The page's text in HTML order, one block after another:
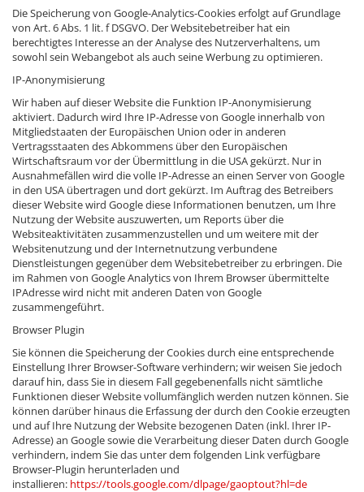
Die Speicherung von Google-Analytics-Cookies erfolgt auf Grundlage
von Art. 6 Abs. 1 lit. f DSGVO. Der Websitebetreiber hat ein
berechtigtes Interesse an der Analyse des Nutzerverhaltens, um
sowohl sein Webangebot als auch seine Werbung zu optimieren.
IP-Anonymisierung
Wir haben auf dieser Website die Funktion IP-Anonymisierung
aktiviert. Dadurch wird Ihre IP-Adresse von Google innerhalb von
Mitgliedstaaten der Europäischen Union oder in anderen
Vertragsstaaten des Abkommens über den Europäischen
Wirtschaftsraum vor der Übermittlung in die USA gekürzt. Nur in
Ausnahmefällen wird die volle IP-Adresse an einen Server von Google
in den USA übertragen und dort gekürzt. Im Auftrag des Betreibers
dieser Website wird Google diese Informationen benutzen, um Ihre
Nutzung der Website auszuwerten, um Reports über die
Websiteaktivitäten zusammenzustellen und um weitere mit der
Websitenutzung und der Internetnutzung verbundene
Dienstleistungen gegenüber dem Websitebetreiber zu erbringen. Die
im Rahmen von Google Analytics von Ihrem Browser übermittelte
IPAdresse wird nicht mit anderen Daten von Google
zusammengeführt.
Browser Plugin
Sie können die Speicherung der Cookies durch eine entsprechende
Einstellung Ihrer Browser-Software verhindern; wir weisen Sie jedoch
darauf hin, dass Sie in diesem Fall gegebenenfalls nicht sämtliche
Funktionen dieser Website vollumfänglich werden nutzen können. Sie
können darüber hinaus die Erfassung der durch den Cookie erzeugten
und auf Ihre Nutzung der Website bezogenen Daten (inkl. Ihrer IP-
Adresse) an Google sowie die Verarbeitung dieser Daten durch Google
verhindern, indem Sie das unter dem folgenden Link verfügbare
Browser-Plugin herunterladen und
installieren: https://tools.google.com/dlpage/gaoptout?hl=de